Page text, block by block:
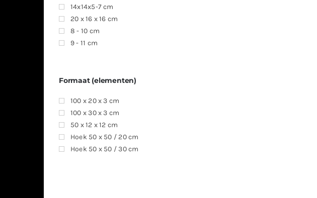
14x14x5-7 cm
20 x 16 x 16 cm
8 - 10 cm
9 - 11 cm
Formaat (elementen)
100 x 20 x 3 cm
100 x 30 x 3 cm
50 x 12 x 12 cm
Hoek 50 x 50 / 20 cm
Hoek 50 x 50 / 30 cm